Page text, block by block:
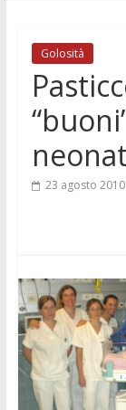
Golosità
23 agosto 2010